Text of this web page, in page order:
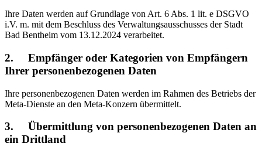
Ihre Daten werden auf Grundlage von Art. 6 Abs. 1 lit. e DSGVO
i.V. m. mit dem Beschluss des Verwaltungsausschusses der Stadt
Bad Bentheim vom 13.12.2024 verarbeitet.
2. Empfänger oder Kategorien von Empfängern
Ihrer personenbezogenen Daten
Ihre personenbezogenen Daten werden im Rahmen des Betriebs der
Meta-Dienste an den Meta-Konzern übermittelt.
3. Übermittlung von personenbezogenen Daten an
ein Drittland